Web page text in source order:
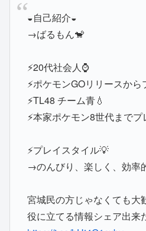
◒自己紹介◒
→ばるもん🐒
⚡️20代社会人⌚️
⚡️ポケモンGOリリースから
⚡️TL48 チーム青💧
⚡️本家ポケモン8世代まで
⚡️プレイスタイル💡
→のんびり、楽しく、効率
宮城民の方じゃなくても大
役に立てる情報シェア出来